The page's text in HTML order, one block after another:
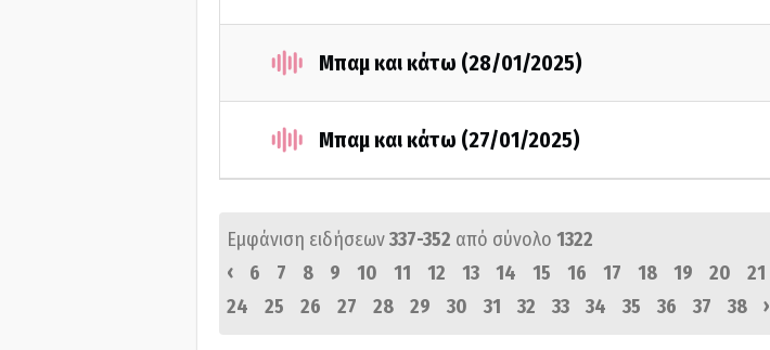
Μπαμ και κάτω (28/01/2025)
Μπαμ και κάτω (27/01/2025)
Εμφάνιση ειδήσεων337-352 από σύνολο 1322
‹
6 7 8 9 10 11 12 13 14 15 16 17 18 19 20 21
24
25 26 27 28 29 30 31 32 33 34 35 36 37 38 ›